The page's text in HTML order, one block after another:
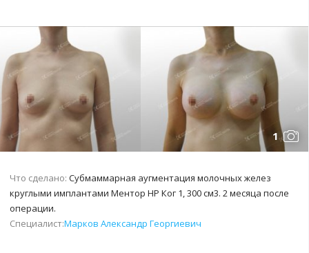
1
Что сделано: Субмаммарная аугментация молочных желез
круглыми имплантами Ментор НР Ког 1, 300 см3. 2 месяца после
операции.
Специалист:Марков Александр Георгиевич